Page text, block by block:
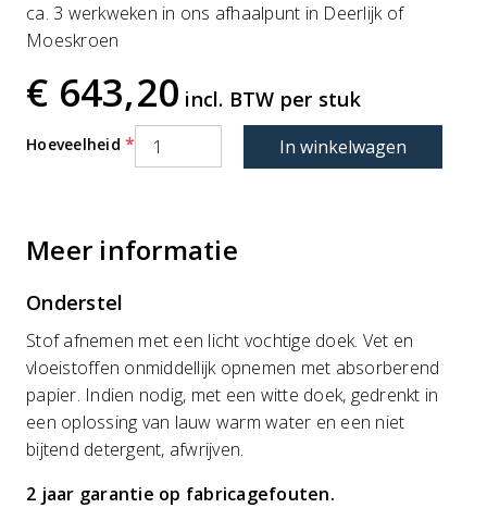
ca. 3 werkweken in ons afhaalpunt in Deerlijk of
Moeskroen
€ 643,20 incl. BTW per stuk
Hoeveelheid In winkelwagen
Meer informatie
Onderstel
Stof afnemen met een licht vochtige doek. Vet en
vloeistoffen onmiddellijk opnemen met absorberend
papier. Indien nodig, met een witte doek, gedrenkt in
een oplossing van lauw warm water en een niet
bijtend detergent, afwrijven.
2 jaar garantie op fabricagefouten.